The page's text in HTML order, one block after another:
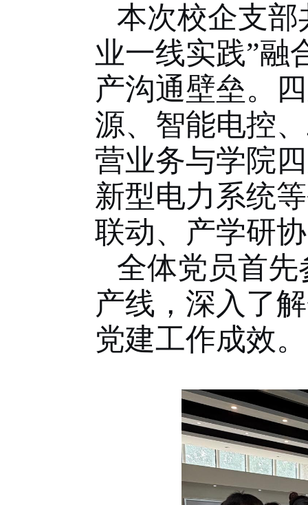
本次校企支部
业一线实践”融
产沟通壁垒。
源、智能电控
营业务与学院
新型电力系统
联动、产学研
全体党员首
产线，深入了
党建工作成效。